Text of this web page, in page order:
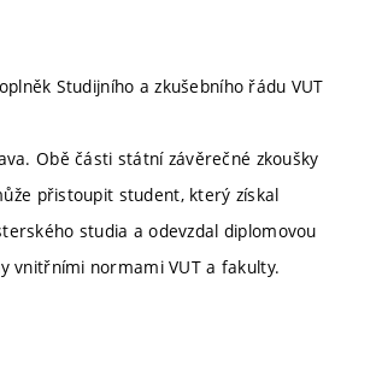
Studijního a zkušebního řádu VUT
Obě části státní závěrečné zkoušky
přistoupit student, který získal
studia a odevzdal diplomovou
vnitřními normami VUT a fakulty.